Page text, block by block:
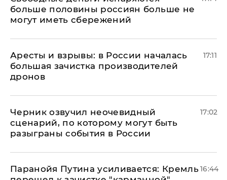
больше половины россиян больше не
могут иметь сбережений
Аресты и взрывы: в России началась
большая зачистка производителей
дронов
17:11
Черник озвучил неочевидный
сценарий, по которому могут быть
разыграны события в России
17:02
Паранойя Путина усиливается: Кремль16:44